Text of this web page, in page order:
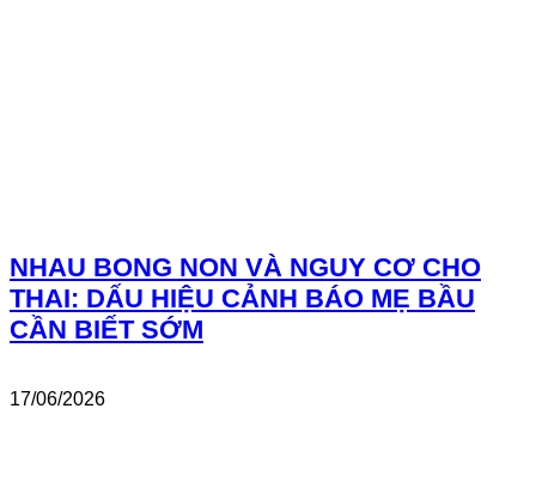
NHAU BONG NON VÀ NGUY CƠ CHO
THAI: DẤU HIỆU CẢNH BÁO MẸ BẦU
CẦN BIẾT SỚM
17/06/2026